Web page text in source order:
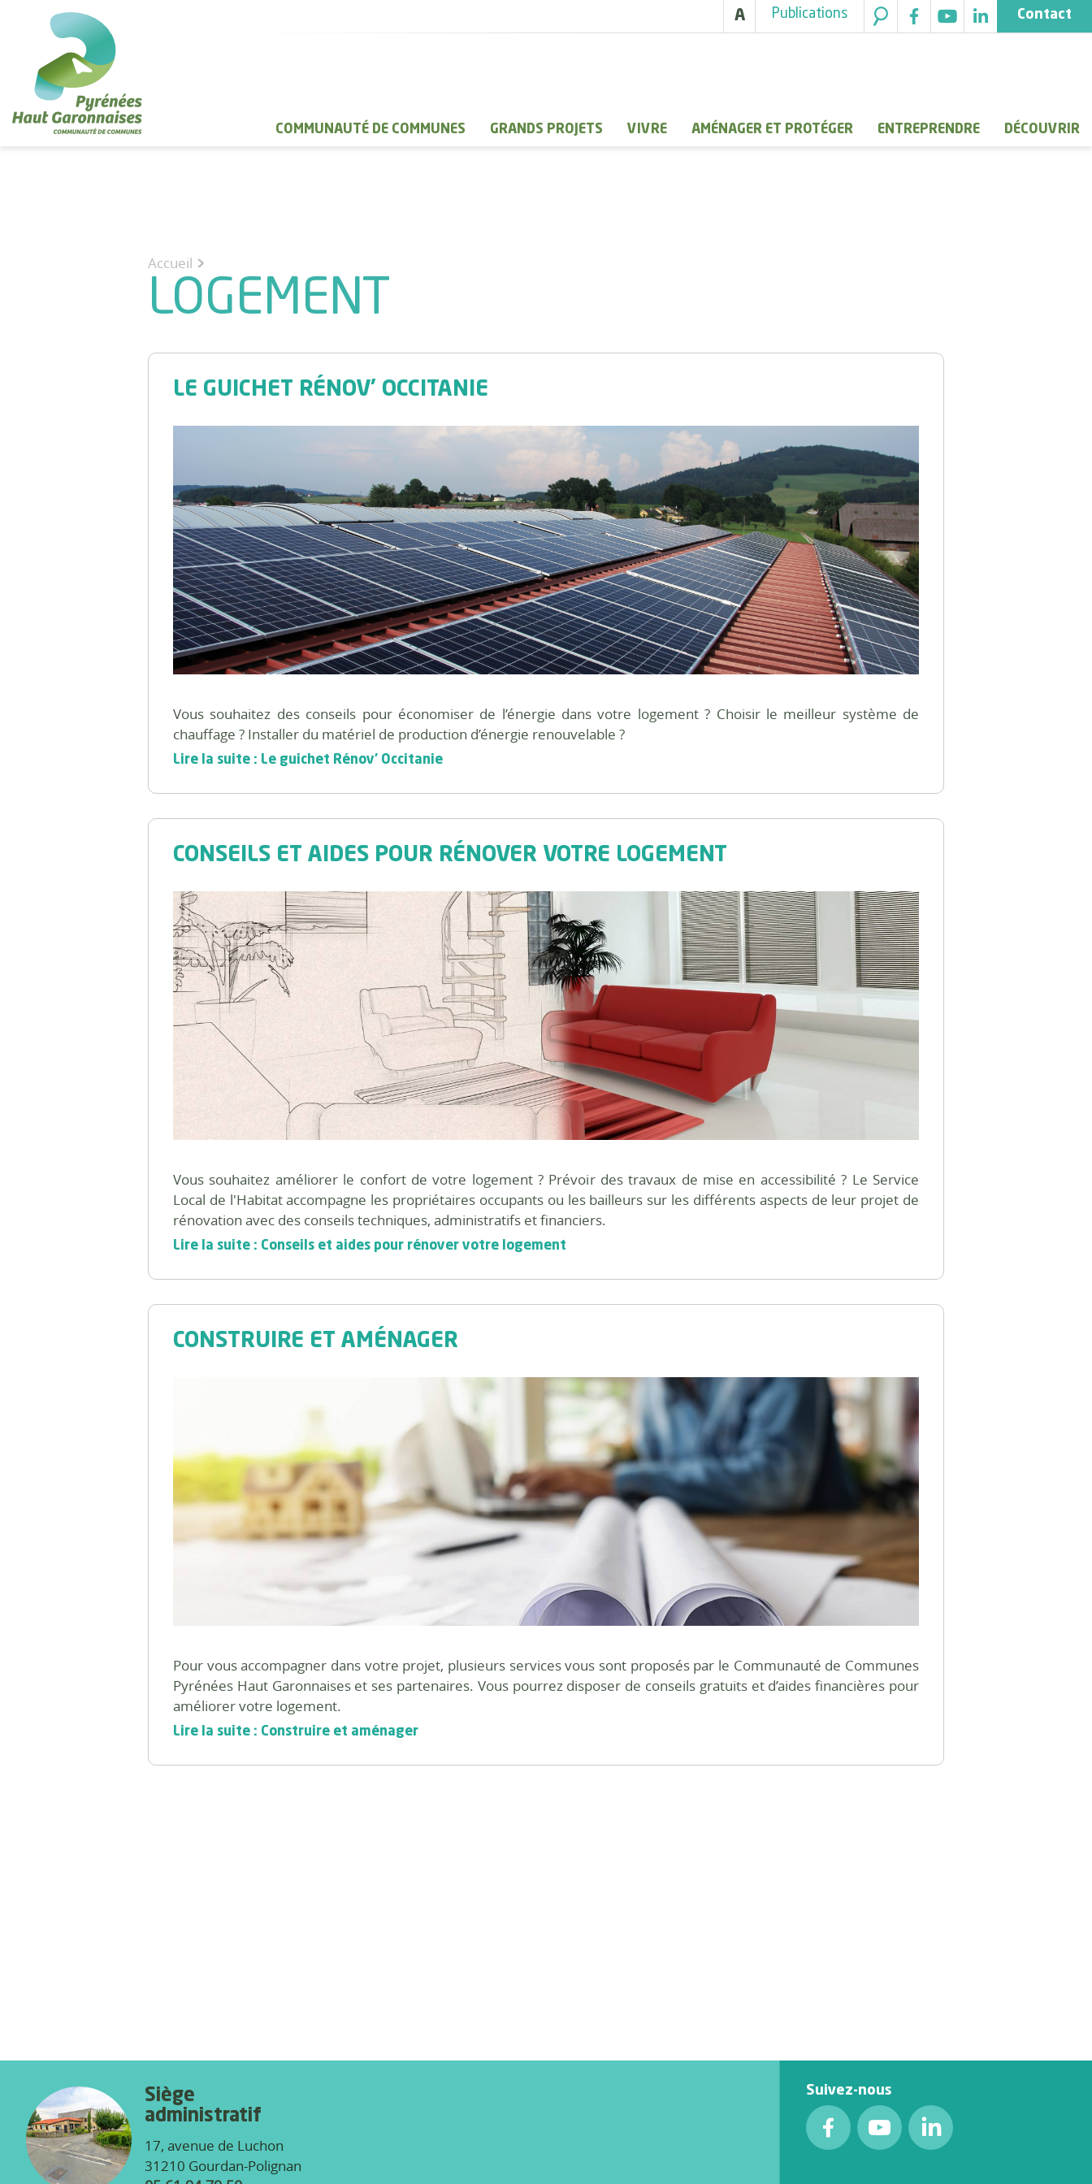
A Publications Contact
COMMUNAUTÉ DE COMMUNES GRANDS PROJETS VIVRE AMÉNAGER ET PROTÉGER ENTREPRENDRE DÉCOUVRIR
Accueil
LOGEMENT
LE GUICHET RÉNOV' OCCITANIE
Vous souhaitez des conseils pour économiser de l’énergie dans votre logement ? Choisir le meilleur système de
chauffage ? Installer du matériel de production d’énergie renouvelable ?
Lire la suite : Le guichet Rénov' Occitanie
CONSEILS ET AIDES POUR RÉNOVER VOTRE LOGEMENT
Vous souhaitez améliorer le confort de votre logement ? Prévoir des travaux de mise en accessibilité ? Le Service
Local de l'Habitat accompagne les propriétaires occupants ou les bailleurs sur les différents aspects de leur projet de
rénovation avec des conseils techniques, administratifs et financiers.
Lire la suite : Conseils et aides pour rénover votre logement
CONSTRUIRE ET AMÉNAGER
Pour vous accompagner dans votre projet, plusieurs services vous sont proposés par le Communauté de Communes
Pyrénées Haut Garonnaises et ses partenaires. Vous pourrez disposer de conseils gratuits et d’aides financières pour
améliorer votre logement.
Lire la suite : Construire et aménager
Siège
administratif
17, avenue de Luchon
31210 Gourdan-Polignan
Suivez-nous